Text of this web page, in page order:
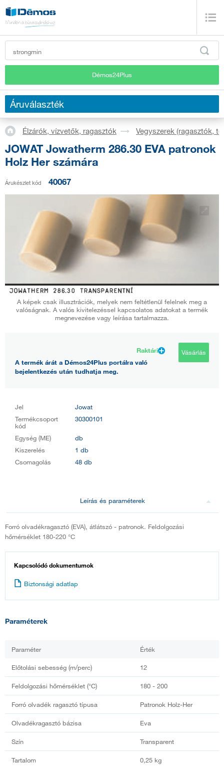
Démos24Plus
Áruválaszték
Élzárók, vízvetők, ragasztók Vegyszerek (ragasztók,
JOWAT Jowatherm 286.30 EVA patronok
Holz Her számára
Árukészlet kód 40067
A képek csak illusztrációk, melyek nem feltétlenül felelnek meg a
valóságnak. A valós kivitelezéssel kapcsolatos adatokat a termék
megnevezése vagy leírása tartalmazza.
Raktári
A termék árát a Démos24Plus portálra való
bejelentkezés után tudhatja meg.
Vásárlás
Jel
Jowat
Termékcsoport
kód
30300101
Egység (ME)
db
Kiszerelés
1 db
Csomagolás
48 db
Leírás és paraméterek
Forró olvadékragasztó (EVA), átlátszó - patronok. Feldolgozási
hőmérséklet 180-220 °C
Kapcsolódó dokumentumok
Biztonsági adatlap
Paraméterek
Paraméter Érték
Előtolási sebesség (m/perc) 12
Feldolgozási hőmérséklet (°C) 180 - 200
Forró olvadék ragasztó típusa Patronok Holz-Her
Olvadékragasztó bázisa Eva
Szín Transparent
Tartalom 0,25 kg